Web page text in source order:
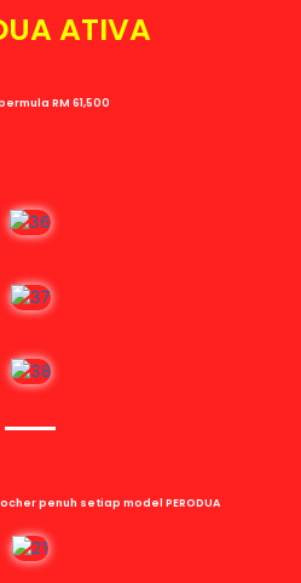
ATIVA
RM 61,500
penuh setiap model PERODUA